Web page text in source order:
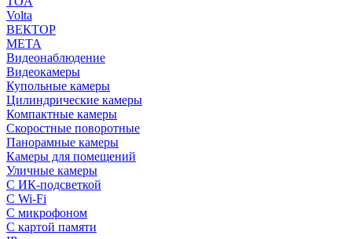
Volta
ВЕКТОР
МЕТА
Видеонаблюдение
Видеокамеры
Купольные камеры
Цилиндрические камеры
Компактные камеры
Скоростные поворотные
Панорамные камеры
Камеры для помещений
Уличные камеры
С ИК-подсветкой
С Wi-Fi
С микрофоном
С картой памяти